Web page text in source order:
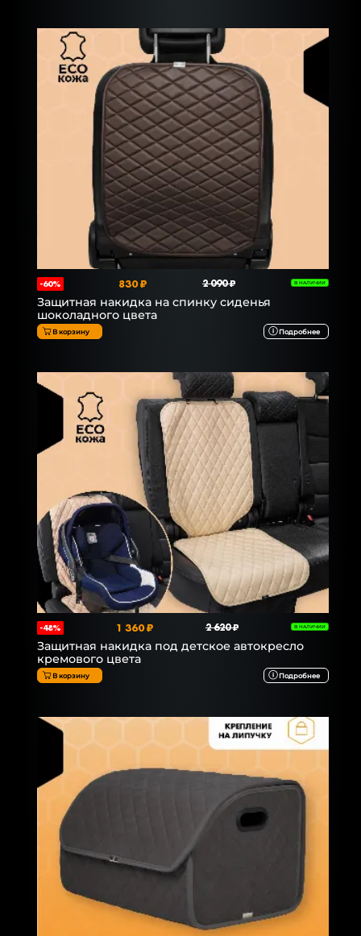
-60% 830 ₽ 2 090 ₽ В НАЛИЧИИ
Защитная накидка на спинку сиденья
шоколадного цвета
В корзину Подробнее
-48% 1 360 ₽ 2 620 ₽ В НАЛИЧИИ
Защитная накидка под детское автокресло
кремового цвета
В корзину Подробнее